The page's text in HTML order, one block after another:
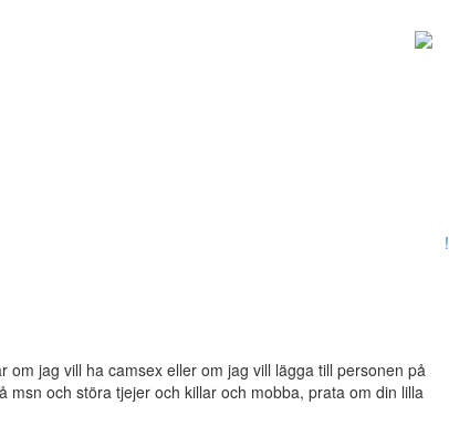
!
jag vill ha camsex eller om jag vill lägga till personen på
msn och störa tjejer och killar och mobba, prata om din lilla